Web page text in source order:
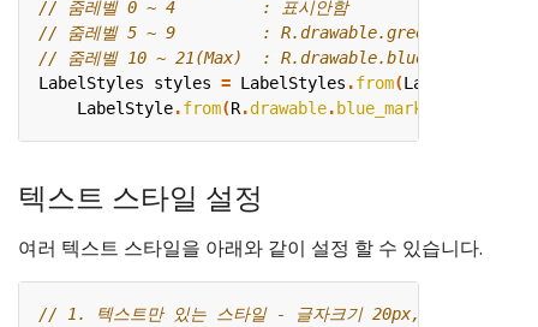
LabelStyles styles = LabelStyles .from(LabelStyle
LabelStyle.from(R.drawable. blue_marker
텍스트 스타일 설정
여러 텍스트 스타일을 아래와 같이 설정 할 수 있습니다.